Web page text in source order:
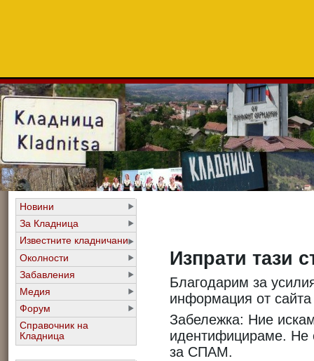
Новини
За Кладница
Известните кладничани
Околности
Забавления
Медия
Форум
Справочник на
Кладница
Изпрати тази
Благодарим за
информация от
Забележка: Ние
идентифицираме. Не
за СПАМ.